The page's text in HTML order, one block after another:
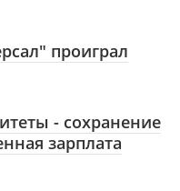
проиграл
- сохранение
зарплата